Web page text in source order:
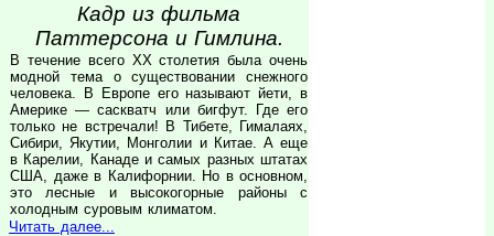
Кадр из фильма
Паттерсона и Гимлина.
В течение всего XX столетия была очень
модной тема о существовании снежного
человека. В Европе его называют йети, в
Америке — саскватч или бигфут. Где его
только не встречали! В Тибете, Гималаях,
Сибири, Якутии, Монголии и Китае. А еще
в Карелии, Канаде и самых разных штатах
США, даже в Калифорнии. Но в основном,
это лесные и высокогорные районы с
холодным суровым климатом.
Читать далее...